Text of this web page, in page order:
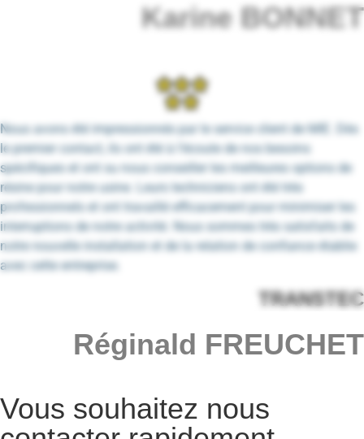
Karine BONNET
Nous avons été impressionnés par le service client de MIE. Dès
le premier contact, ils ont été à l’écoute de nos besoins
spécifiques et ont su nous conseiller les meilleures options de
résine pour notre usine. Leurs techniciens ont été très
professionnels et ont travaillé efficacement pour minimiser les
interruptions de notre activité. Nous sommes très satisfaits de
notre nouvelle installation et de la relation de confiance établie
avec cette entreprise.
TRANSTEC
Réginald FREUCHET
Vous souhaitez nous